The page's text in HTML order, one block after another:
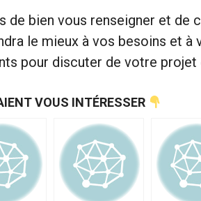
de bien vous renseigner et
le mieux à vos besoins et
pour discuter de votre
VOUS INTÉRESSER